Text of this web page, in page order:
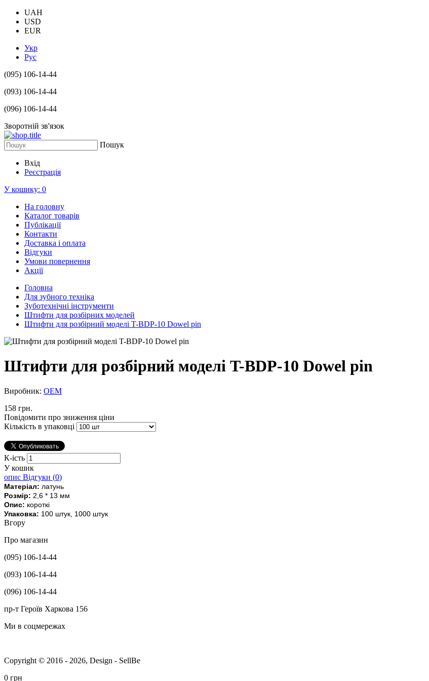
UAH
USD
EUR
Укр
Рус
(095) 106-14-44
(093) 106-14-44
(096) 106-14-44
Зворотній зв'язок
Пошук
Вхід
Реєстрація
У кошику: 0
На головну
Каталог товарів
Публікації
Контакти
Доставка і оплата
Відгуки
Умови повернення
Акції
Головна
Для зубного техніка
Зуботехнічні інструменти
Штифти для розбірних моделей
Штифти для розбірний моделі T-BDP-10 Dowel pin
Штифти для розбірний моделі T-BDP-10 Dowel pin
Виробник: ОЕМ
158 грн.
Повідомити про зниження ціни
Кількість в упаковці
К-ість
У кошик
опис Відгуки (0)
Матеріал: латунь
Розмір: 2,6 * 13 мм
Опис: короткі
Упаковка: 100 штук , 1000 штук
Вгору
Про магазин
(095) 106-14-44
(093) 106-14-44
(096) 106-14-44
пр-т Героїв Харкова 156
Ми в соцмережах
Copyright © 2016 - 2026, Design - SellBe
0 грн